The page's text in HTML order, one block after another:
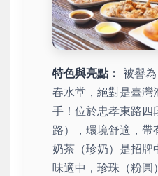
特色與亮點： 被譽
春水堂，絕對是臺灣
手！位於忠孝東路四
路），環境舒適，帶
奶茶（珍奶）是招牌
味適中，珍珠（粉圓